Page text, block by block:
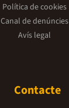
Política de cookies
Canal de denúncies
Avís legal
Contacte